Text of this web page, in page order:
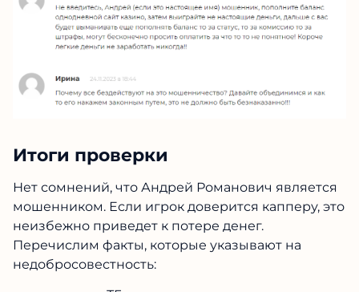
Итоги проверки
Нет сомнений, что Андрей Романович является
мошенником. Если игрок доверится капперу, это
неизбежно приведет к потере денег.
Перечислим факты, которые указывают на
недобросовестность: